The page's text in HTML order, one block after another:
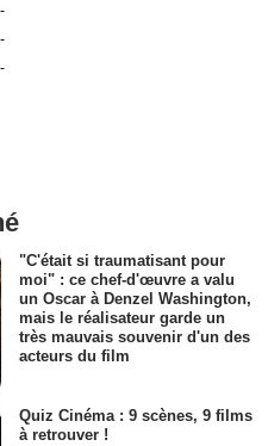
-
-
-
"C'était si traumatisant pour
moi" : ce chef-d'œuvre a valu
un Oscar à Denzel Washington,
mais le réalisateur garde un
très mauvais souvenir d'un des
acteurs du film
Quiz Cinéma : 9 scènes, 9 films
à retrouver !